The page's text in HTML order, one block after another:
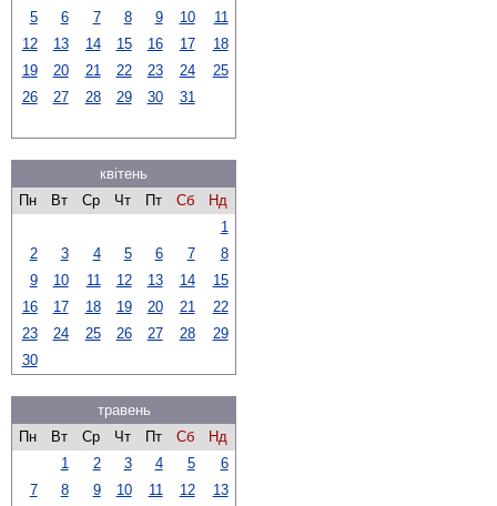
5 6 7 8 9 10
11
12
13 14 15 16 17
18
19
20 21 22 23 24
25
26
27 28 29 30 31
квітень
Пн
Вт Ср Чт Пт Сб
Нд
1
2
3 4 5 6 7
8
9
10 11 12 13 14
15
16
17 18 19 20 21
22
23
24 25 26 27 28
29
30
травень
Пн
Вт Ср Чт Пт Сб
Нд
1
2 3 4 5
6
7
8 9 10 11 12
13